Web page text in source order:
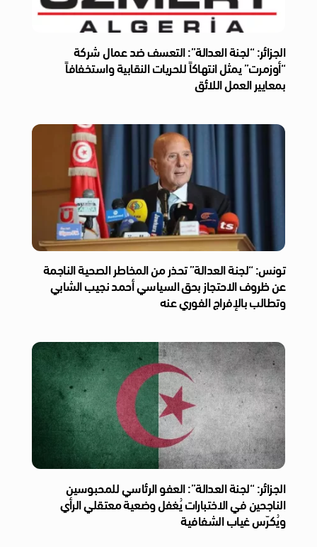
الجزائر: “لجنة العدالة”: التعسف ضد عمال شركة
“أوزمرت” يمثل انتهاكاً للحريات النقابية واستخفافاً
بمعايير العمل اللائق
تونس: “لجنة العدالة” تحذر من المخاطر الصحية الناجمة
عن ظروف الاحتجاز بحق السياسي أحمد نجيب الشابي
وتطالب بالإفراج الفوري عنه
الجزائر: “لجنة العدالة”: العفو الرئاسي للمحبوسين
الناجحين في الاختبارات يُغفل وضعية معتقلي الرأي
ويُكرّس غياب الشفافية